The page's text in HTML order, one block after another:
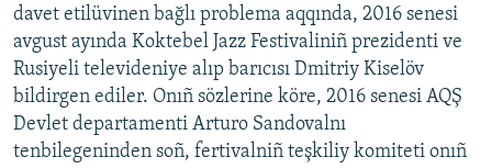
davet etilüvinen bağlı problema aqqında, 2016 senesi
avgust ayında Koktebel Jazz Festivaliniñ prezidenti ve
Rusiyeli televideniye alıp barıcısı Dmitriy Kiselöv
bildirgen ediler. Onıñ sözlerine köre, 2016 senesi AQŞ
Devlet departamenti Arturo Sandovalnı
tenbilegeninden soñ, fertivalniñ teşkiliy komiteti onıñ